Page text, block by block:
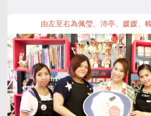
由左至右為佩瑩、沛亭、媛媛、